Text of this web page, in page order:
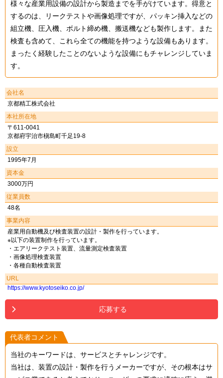
様々な産業用設備の設計から製造までを手がけています。得意と
するのは、リークテストや画像処理ですが、パッキン挿入などの
組立機、圧入機、ボルト締め機、搬送機なども製作します。また
検査も含めて、これら全ての機能を持つような設備もあります。
まったく経験したことのないような設備にもチャレンジしていま
す。
会社名
京都精工株式会社
本社所在地
〒611-0041
京都府宇治市槇島町千足19-8
設立
1995年7月
資本金
3000万円
従業員数
48名
事業内容
産業用自動機及び検査装置の設計・製作を行っています。
※以下の装置制作を行っています。
・エアリークテスト装置、流量測定検査装置
・画像処理検査装置
・各種自動検査装置
URL
https://www.kyotoseiko.co.jp/
応募する
代表者コメント
当社のキーワードは、サービスとチャレンジです。
当社は、装置の設計・製作を行うメーカーですが、その根本はサ